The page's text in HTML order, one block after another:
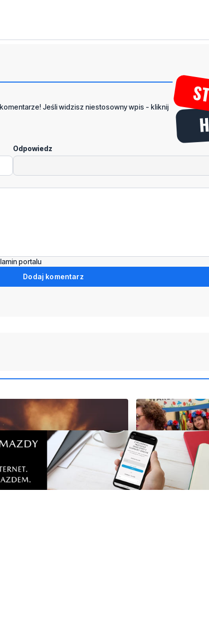
Jeśli widzisz niestosowny wpis - kliknij
Odpowiedz
portalu
Dodaj komentarz
pełen atrakcji w powiecie
Kolorowy